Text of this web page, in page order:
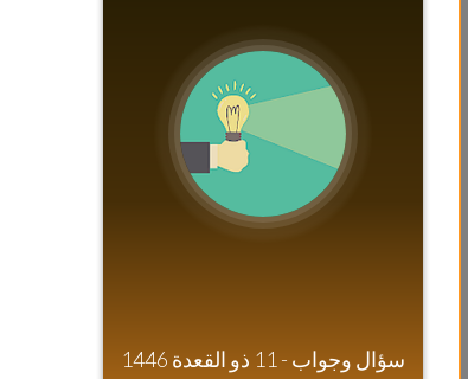
سؤال وجواب - 11 ذو القعدة 1446